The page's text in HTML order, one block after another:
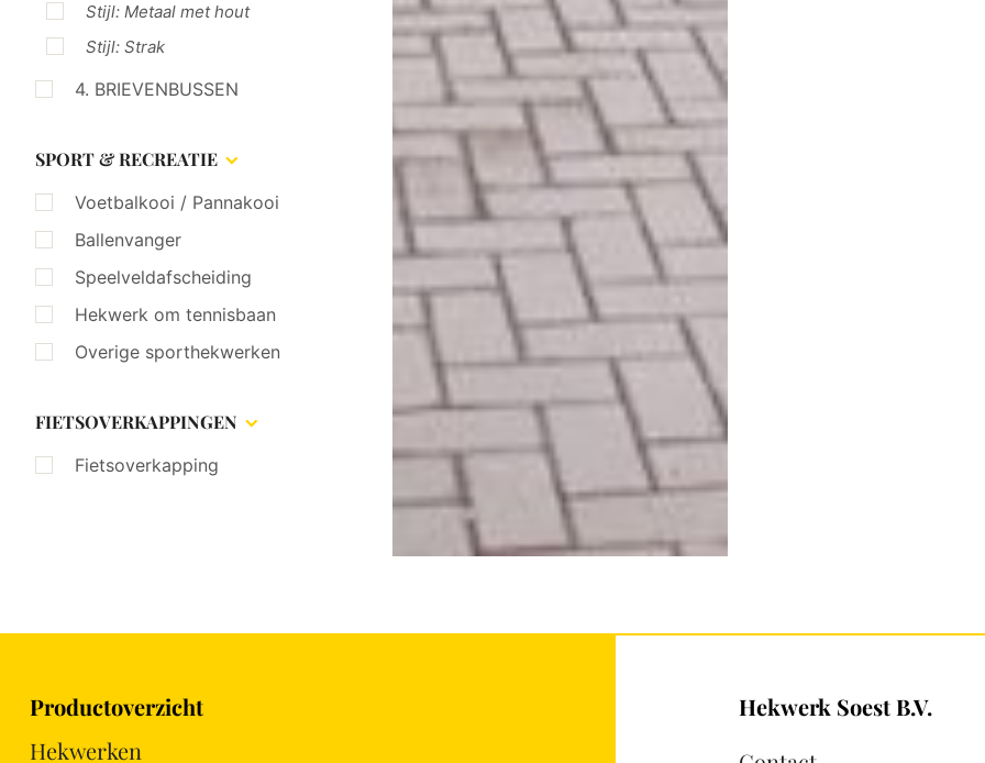
Stijl: Metaal met hout
Stijl: Strak
4. BRIEVENBUSSEN
SPORT & RECREATIE
Voetbalkooi / Pannakooi
Ballenvanger
Speelveldafscheiding
Hekwerk om tennisbaan
Overige sporthekwerken
FIETSOVERKAPPINGEN
Fietsoverkapping
Productoverzicht
Hekwerken
Hekwerk Soest B.V.